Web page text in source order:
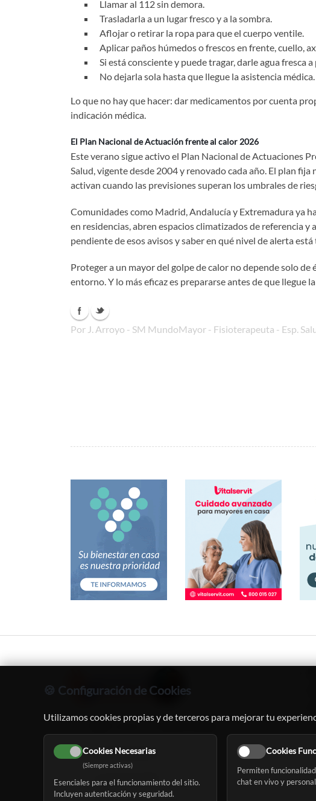
Llamar al 112 sin demora.
Trasladarla a un lugar fresco y a la sombra.
Aflojar o retirar la ropa para que el cuerpo ventile.
Aplicar paños húmedos o frescos en frente, cuello,
Si está consciente y puede tragar, darle agua fresca
No dejarla sola hasta que llegue la asistencia médica.
Lo que no hay que hacer: dar medicamentos por cuenta
indicación médica.
El Plan Nacional de Actuación frente al calor 2026
Este verano sigue activo el Plan Nacional de Actuaciones
Salud, vigente desde 2004 y renovado cada año. El plan
activan cuando las previsiones superan los umbrales de
Comunidades como Madrid, Andalucía y Extremadura ya
en residencias, abren espacios climatizados de referencia y
pendiente de esos avisos y saber en qué nivel de alerta
Proteger a un mayor del golpe de calor no depende solo de
entorno. Y lo más eficaz es prepararse antes de que llegue
Por J. Arroyo - SM MundoMayor - Fisioterapeuta - Esp.
C/ Oruro, 11. 28016 Madrid
91 345 06 26
616 113 103
🍪 Configuración de Cookies
Utilizamos cookies propias y de terceros para mejorar tu
Cookies Necesarias
(Siempre activas)
Esenciales para el funcionamiento del sitio.
Incluyen autenticación y seguridad.
Cookies
Permiten
chat en vivo y